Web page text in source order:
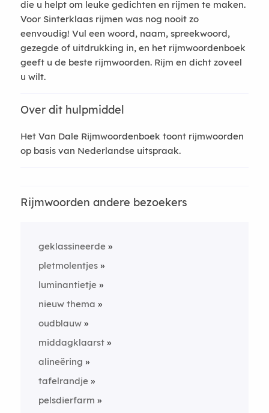
die u helpt om leuke gedichten en rijmen te maken.
Voor Sinterklaas rijmen was nog nooit zo
eenvoudig! Vul een woord, naam, spreekwoord,
gezegde of uitdrukking in, en het rijmwoordenboek
geeft u de beste rijmwoorden. Rijm en dicht zoveel
u wilt.
Over dit hulpmiddel
Het Van Dale Rijmwoordenboek toont rijmwoorden
op basis van Nederlandse uitspraak.
Rijmwoorden andere bezoekers
geklassineerde
pletmolentjes
luminantietje
nieuw thema
oudblauw
middagklaarst
alineëring
tafelrandje
pelsdierfarm